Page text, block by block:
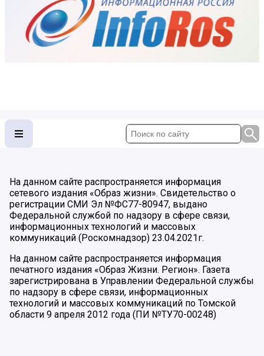
На данном сайте распространяется информация
сетевого издания «Образ жизни». Свидетельство о
регистрации СМИ Эл №ФС77-80947, выдано
Федеральной службой по надзору в сфере связи,
информационных технологий и массовых
коммуникаций (Роскомнадзор) 23.04.2021г.
На данном сайте распространяется информация
печатного издания «Образ Жизни. Регион». Газета
зарегистрирована в Управлении Федеральной службы
по надзору в сфере связи, информационных
технологий и массовых коммуникаций по Томской
области 9 апреля 2012 года (ПИ №ТУ70-00248)